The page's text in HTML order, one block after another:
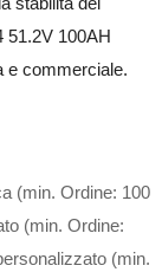
100AH
e commerciale.
(min. Ordine: 100
(min. Ordine:
(min.